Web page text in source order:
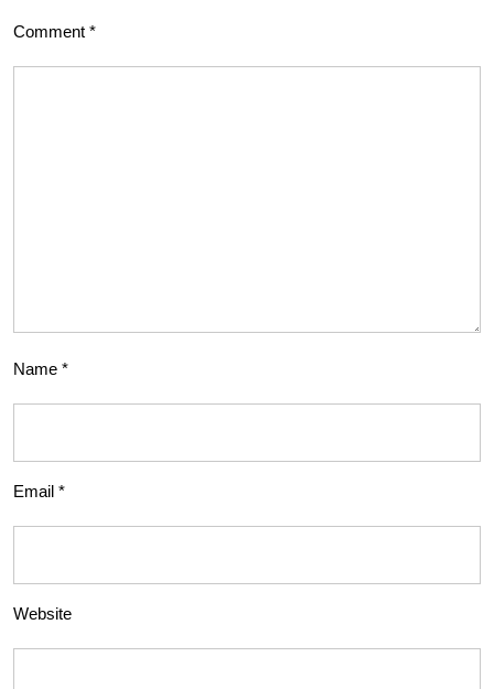
Comment *
Name *
Email *
Website